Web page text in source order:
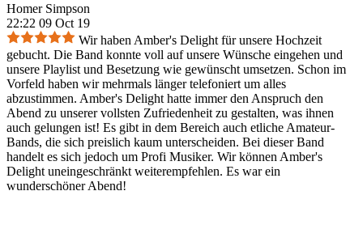
Homer Simpson
22:22 09 Oct 19
Wir haben Amber's Delight für unsere Hochzeit
gebucht. Die Band konnte voll auf unsere Wünsche eingehen und
unsere Playlist und Besetzung wie gewünscht umsetzen. Schon im
Vorfeld haben wir mehrmals länger telefoniert um alles
abzustimmen. Amber's Delight hatte immer den Anspruch den
Abend zu unserer vollsten Zufriedenheit zu gestalten, was ihnen
auch gelungen ist! Es gibt in dem Bereich auch etliche Amateur-
Bands, die sich preislich kaum unterscheiden. Bei dieser Band
handelt es sich jedoch um Profi Musiker. Wir können Amber's
Delight uneingeschränkt weiterempfehlen. Es war ein
wunderschöner Abend!